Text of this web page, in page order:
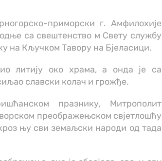
приморски г. Амфилохије
са свештенство м Свету службу
на Кључком Тавору на Бјеласици.
литију око храма, а онда је са
славски колач и грожђе.
празнику, Митрополит
преображењском свјетлошћу
њу сви земаљски народи од тада